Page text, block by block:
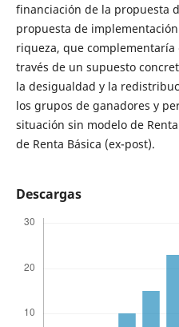
financiación de la propuesta
propuesta de
riqueza, que
través de un supuesto
la desigualdad y la
los grupos de ganadores y
situación sin modelo de
de Renta Básica (ex-post).
Descargas